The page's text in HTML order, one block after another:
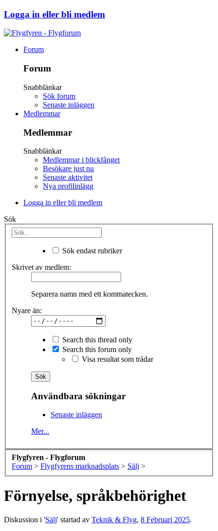
Logga in eller bli medlem
Forum
Forum
Snabblänkar
Sök forum
Senaste inläggen
Medlemmar
Medlemmar
Snabblänkar
Medlemmar i blickfånget
Besökare just nu
Senaste aktivitet
Nya profilinlägg
Logga in eller bli medlem
Sök
Sök endast rubriker
Skrivet av medlem:
Separera namn med ett kommatecken.
Nyare än:
Search this thread only
Search this forum only
Visa resultat som trådar
Användbara sökningar
Senaste inläggen
Mer...
Flygfyren - Flygforum
Forum > Flygfyrens marknadsplats > Sälj >
Förnyelse, språkbehörighet
Diskussion i 'Sälj' startad av Teknik & Flyg, 8 Februari 2025.